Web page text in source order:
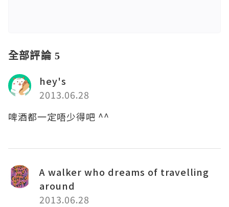
全部評論 5
hey's
2013.06.28
啤酒都一定唔少得吧 ^^
A walker who dreams of travelling
around
2013.06.28